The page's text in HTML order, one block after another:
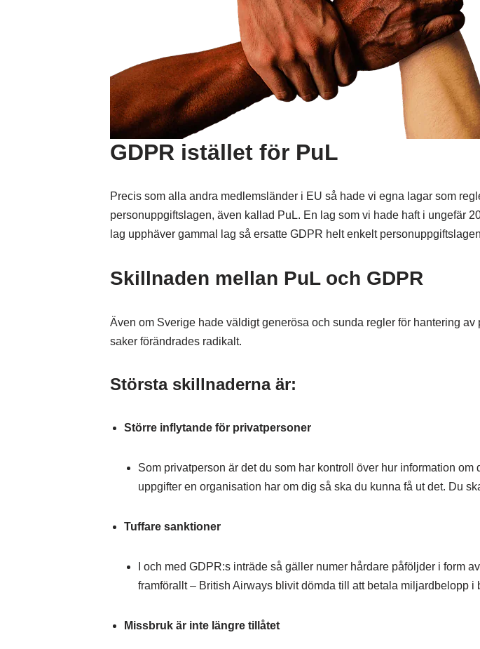
GDPR istället för PuL
Precis som alla andra medlemsländer i EU så hade vi egna lagar som
personuppgiftslagen, även kallad PuL. En lag som vi hade haft i ungefär
lag upphäver gammal lag så ersatte GDPR helt enkelt
Skillnaden mellan PuL och GDPR
Även om Sverige hade väldigt generösa och sunda regler för hantering
saker förändrades radikalt.
Största skillnaderna är:
Större inflytande för privatpersoner
Som privatperson är det du som har kontroll över hur information
uppgifter en organisation har om dig så ska du kunna få ut det. Du
Tuffare sanktioner
I och med GDPR:s inträde så gäller numer hårdare påföljder i form
framförallt – British Airways blivit dömda till att betala miljardbelopp i
Missbruk är inte längre tillåtet